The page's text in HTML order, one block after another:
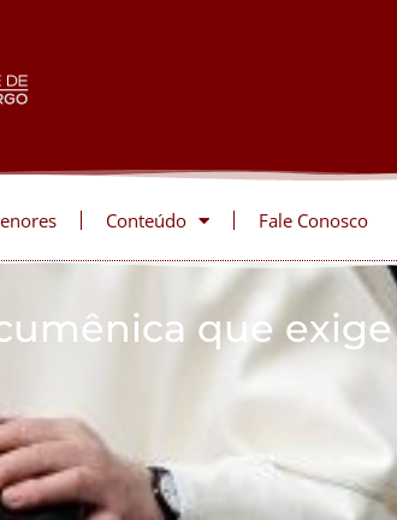
Conteúdo Fale Conosco
que exige